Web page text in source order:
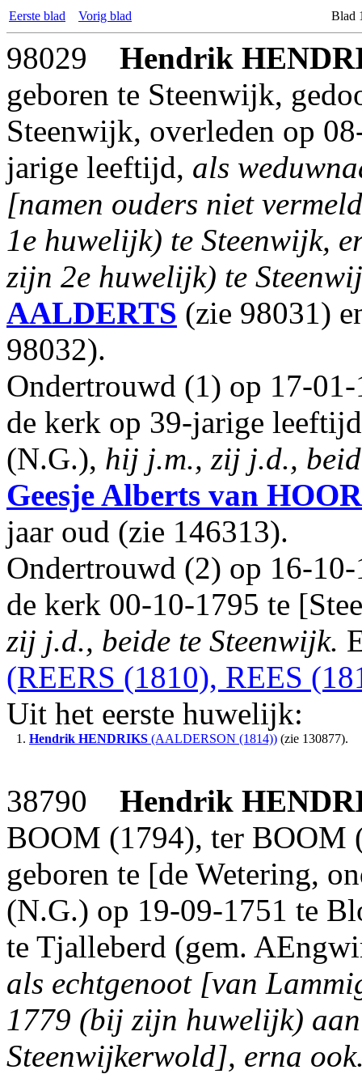
Eerste blad Vorig blad Blad
98029 Hendrik
geboren te Steenwijk,
Steenwijk, overleden op
jarige leeftijd, als
[namen ouders niet
1e huwelijk) te Steenwijk,
zijn 2e huwelijk) te
AALDERTS (zie 98031)
98032).
Ondertrouwd (1) op 17-
de kerk op 39-jarige
(N.G.), hij j.m., zij j.d.,
Geesje Alberts van
jaar oud (zie 146313).
Ondertrouwd (2) op 16-
de kerk 00-10-1795 te
zij j.d., beide te Steenwijk.
(REERS (1810), REES
Uit het eerste huwelijk:
1. Hendrik HENDRIKS (AALDERSON (1814)) (zie 130877).
38790 Hendrik
BOOM (1794), ter BOOM
geboren te [de Wetering,
(N.G.) op 19-09-1751 te
te Tjalleberd (gem.
als echtgenoot [van
1779 (bij zijn huwelijk)
Steenwijkerwold], erna